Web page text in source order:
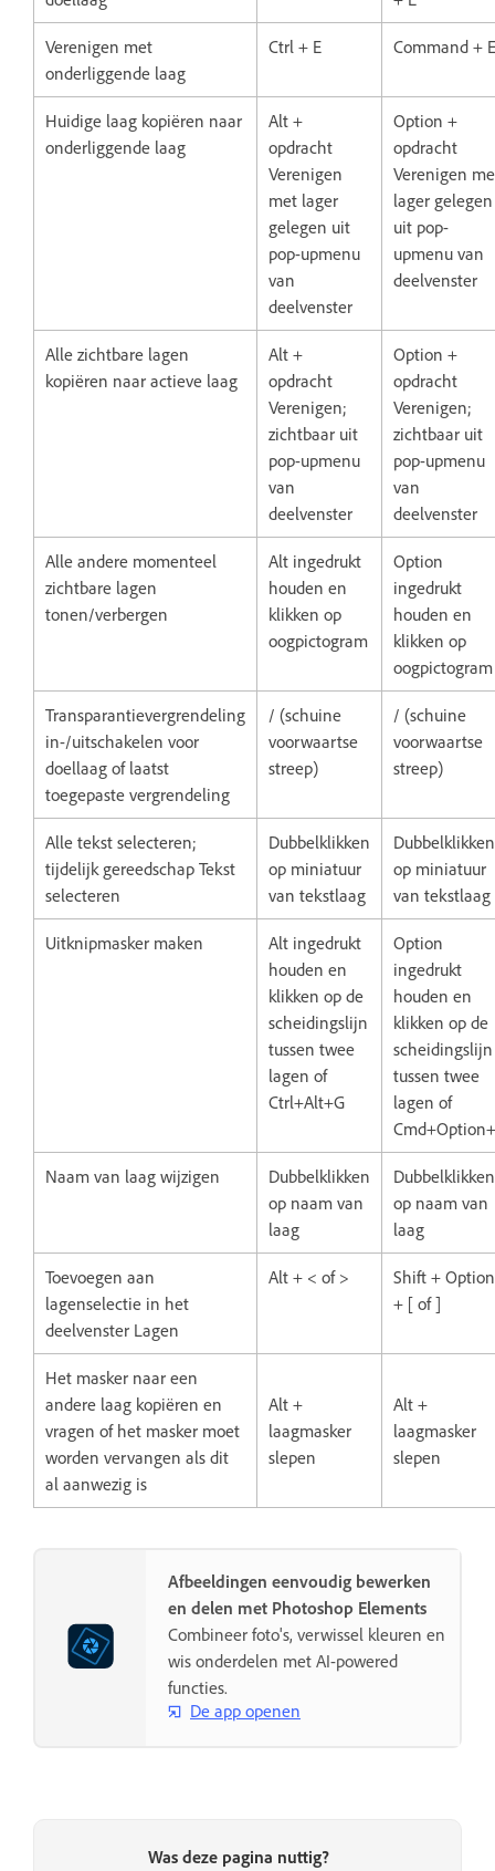
Verenigen met
onderliggende laag
Ctrl + E Command + E
Huidige laag kopiëren naar
onderliggende laag
Alt +
opdracht
Verenigen
met lager
gelegen uit
pop-upmenu
van
deelvenster
Option +
opdracht
Verenigen
lager gelegen
uit pop-
upmenu van
deelvenster
Alle zichtbare lagen
kopiëren naar actieve laag
Alt +
opdracht
Verenigen;
zichtbaar uit
pop-upmenu
van
deelvenster
Option +
opdracht
Verenigen;
zichtbaar uit
pop-upmenu
van
deelvenster
Alle andere momenteel
zichtbare lagen
tonen/verbergen
Alt ingedrukt
houden en
klikken op
oogpictogram
Option
ingedrukt
houden en
klikken op
oogpictogram
Transparantievergrendeling
in-/uitschakelen voor
doellaag of laatst
toegepaste vergrendeling
/ (schuine
voorwaartse
streep)
/ (schuine
voorwaartse
streep)
Alle tekst selecteren;
tijdelijk gereedschap Tekst
selecteren
Dubbelklikken
op miniatuur
van tekstlaag
Dubbelklikken
op miniatuur
van tekstlaag
Uitknipmasker maken
Alt ingedrukt
houden en
klikken op de
scheidingslijn
tussen twee
lagen of
Ctrl+Alt+G
Option
ingedrukt
houden en
klikken op de
scheidingslijn
tussen twee
lagen of
Naam van laag wijzigen
Dubbelklikken
op naam van
laag
Dubbelklikken
op naam van
laag
Toevoegen aan
lagenselectie in het
deelvenster Lagen
Alt + < of >
Shift + Option
+ [ of ]
Het masker naar een
andere laag kopiëren en
vragen of het masker moet
worden vervangen als dit
al aanwezig is
Alt +
laagmasker
slepen
Alt +
laagmasker
slepen
Afbeeldingen eenvoudig bewerken
en delen met Photoshop Elements
Combineer foto's, verwissel kleuren en
wis onderdelen met AI-powered
functies.
De app openen
Was deze pagina nuttig?